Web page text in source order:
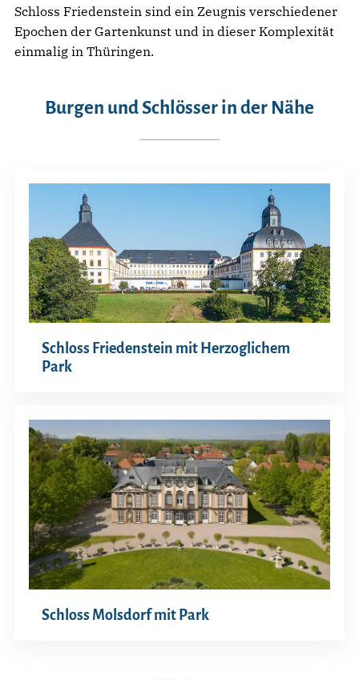
Schloss Friedenstein sind ein Zeugnis verschiedener
Epochen der Gartenkunst und in dieser Komplexität
einmalig in Thüringen.
Burgen und Schlösser in der Nähe
Schloss Friedenstein mit Herzoglichem
Park
Schloss Molsdorf mit Park